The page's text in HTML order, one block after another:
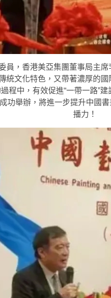
員，香港美亞集團董事局主
統文化特色，又帶著濃厚的
程中，有效促進“一帶一路”
功舉辦，將進一步提升中國
播力！